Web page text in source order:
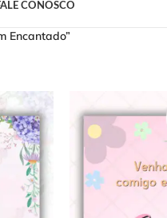
CONOSCO
Encantado”